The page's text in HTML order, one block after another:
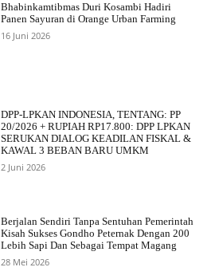
Bhabinkamtibmas Duri Kosambi Hadiri
Panen Sayuran di Orange Urban Farming
16 Juni 2026
DPP-LPKAN INDONESIA, TENTANG: PP
20/2026 + RUPIAH RP17.800: DPP LPKAN
SERUKAN DIALOG KEADILAN FISKAL &
KAWAL 3 BEBAN BARU UMKM
2 Juni 2026
Berjalan Sendiri Tanpa Sentuhan Pemerintah
Kisah Sukses Gondho Peternak Dengan 200
Lebih Sapi Dan Sebagai Tempat Magang
28 Mei 2026